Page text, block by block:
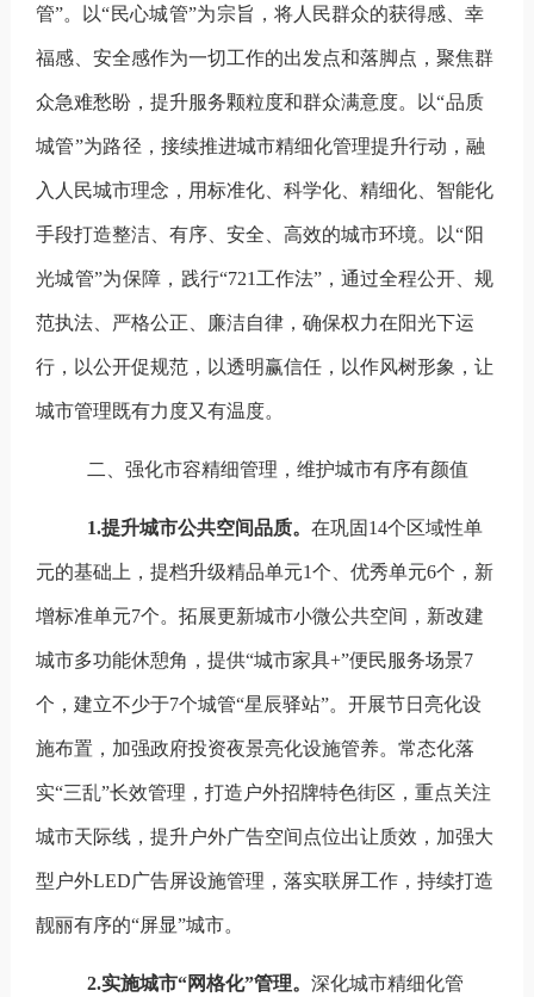
管”。 以“民心城管”为宗旨 ，将人民群众的获得感、幸
福感、安全感作为一切工作的出发点和落脚点，聚焦群
众急难愁盼，提升服务颗粒度和群众满意度。 以“品质
城管”为路径，接续推进城市精细化管理提升行动，融
入 人民城市理念，用标准化、科学化、精细化、智能化
手段打造整洁、有序、安全、高效的城市环境。 以“阳
光城管”为保障， 践行“721 工作法”，通过全程公开、规
范执法、严格公正、廉洁自律，确保权力在阳光下运
行，以公开促规范，以透明赢信任，以作风树形象，让
城市管理既有力度又有温度。
二、强化市容精细管理，维护城市有序有颜值
1.提升城市公共空间品质。 在巩固14个区域性单
元的基础上，提档升级精品单元1个、优秀单元6个，新
增标准单元7个。拓展更新城市小微公共空间，新改建
城市多功能休憩角，提供“城市家具+”便民服务场景7
个 ， 建立不少于7个城管“星辰驿站”。 开展节日亮化设
施布置 ， 加强政府投资夜景亮化设施管养。 常态化落
实“三乱”长效管理， 打造户外招牌特色街区 ，重点关注
城市天际线，提升户外广告空间点位出让质效，加强大
型户外LED广告屏设施管理， 落实联屏工作， 持续打造
靓丽有序的“屏显”城市。
2.实施城市“网格化”管理。 深化城市精细化管